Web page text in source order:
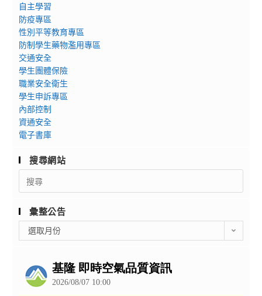
自主學習
防疫專區
性別平等教育專區
防制學生藥物濫用專區
交通安全
學生團體保險
職業安全衛生
學生申訴專區
內部控制
資通安全
電子書庫
搜尋網站
Search
for:
彙整公告
整
選取月份